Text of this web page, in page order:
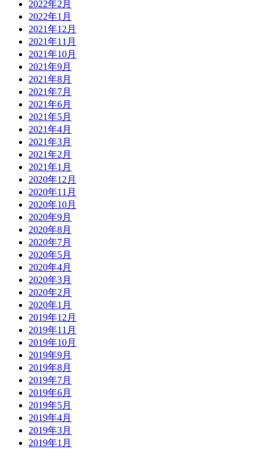
2022年2月
2022年1月
2021年12月
2021年11月
2021年10月
2021年9月
2021年8月
2021年7月
2021年6月
2021年5月
2021年4月
2021年3月
2021年2月
2021年1月
2020年12月
2020年11月
2020年10月
2020年9月
2020年8月
2020年7月
2020年5月
2020年4月
2020年3月
2020年2月
2020年1月
2019年12月
2019年11月
2019年10月
2019年9月
2019年8月
2019年7月
2019年6月
2019年5月
2019年4月
2019年3月
2019年1月